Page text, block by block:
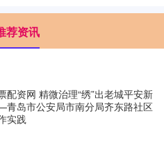
荐资讯
配资网 精微治理“绣”出老城平安新
岛市公安局市南分局齐东路社区
实践